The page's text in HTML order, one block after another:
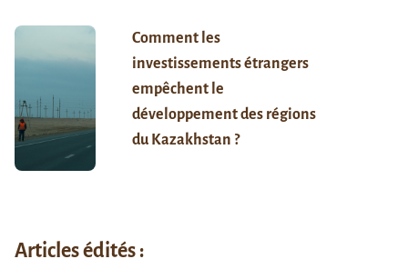
Comment les
investissements étrangers
empêchent le
développement des régions
du Kazakhstan ?
Articles édités :